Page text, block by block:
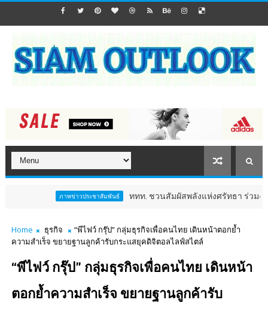
ภาพข่าวประชาสัมพันธ์ ททท. ชวนสัมผัสพลังแห่งศรัทธา ร่วมงาน "ห่มผ้าห
Home ธุรกิจ
“พีไฟว์ กรุ๊ป” กลุ่มธุรกิจเพื่อคนไทย เดินหน้าตอกย้ำ
ความสำเร็จ ขยายฐานลูกค้ารับกระแสยุคดิจิตอลไลฟ์สไตล์
“พีไฟว์ กรุ๊ป” กลุ่มธุรกิจเพื่อคนไทย เดินหน้า
ตอกย้ำความสำเร็จ ขยายฐานลูกค้ารับ